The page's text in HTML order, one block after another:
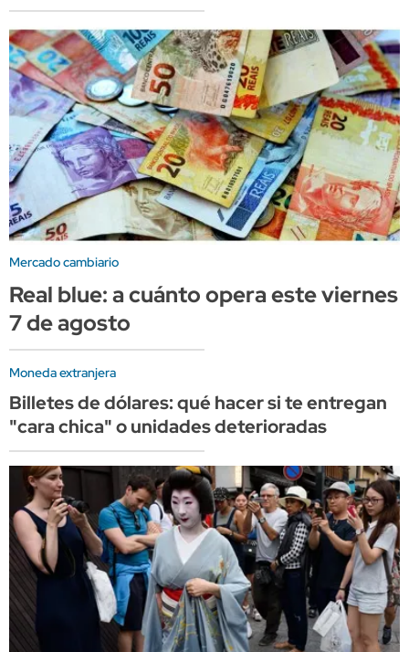
Mercado cambiario
Real blue: a cuánto opera este viernes
7 de agosto
Moneda extranjera
Billetes de dólares: qué hacer si te entregan
"cara chica" o unidades deterioradas